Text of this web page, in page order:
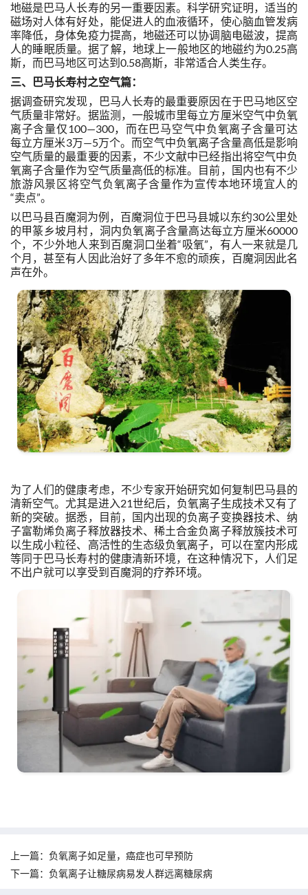
地磁是巴马人长寿的另一重要因素。科学研究证明，适当的
磁场对人体有好处，能促进人的血液循环，使心脑血管发病
率降低，身体免疫力提高，地磁还可以协调脑电磁波，提高
人的睡眠质量。据了解，地球上一般地区的地磁约为0.25高
斯，而巴马地区可达到0.58高斯，非常适合人类生存。
三、
巴马长寿村之空气篇：
据调查研究发现，巴马人长寿的最重要原因在于巴马地区空
气质量非常好。据监测，一般城市里每立方厘米空气中负氧
离子含量仅100—300，而在巴马空气中负氧离子含量可达
每立方厘米3万—5万个。而空气中负氧离子含量高低是影响
空气质量的最重要的因素，不少文献中已经指出将空气中负
氧离子含量作为空气质量高低的标准。目前，国内也有不少
旅游风景区将空气负氧离子含量作为宣传本地环境宜人的
“卖点”。
以巴马县百魔洞为例，百魔洞位于巴马县城以东约30公里处
的甲篆乡坡月村，洞内负氧离子含量高达每立方厘米60000
个，不少外地人来到百魔洞口坐着“吸氧”，有人一来就是几
个月，甚至有人因此治好了多年不愈的顽疾，百魔洞因此名
声在外。
为了人们的健康考虑，不少专家开始研究如何复制巴马县的
清新空气。尤其是进入21世纪后，负氧离子生成技术又有了
新的突破。据悉，目前，国内出现的负离子变换器技术、纳
子富勒烯负离子释放器技术、稀土合金负离子释放簇技术可
以生成小粒径、高活性的生态级负氧离子，可以在室内形成
等同于巴马长寿村的健康清新环境，在这种情况下，人们足
不出户就可以享受到百魔洞的疗养环境。
上一篇： 负氧离子如足量，癌症也可早预防
下一篇： 负氧离子让糖尿病易发人群远离糖尿病